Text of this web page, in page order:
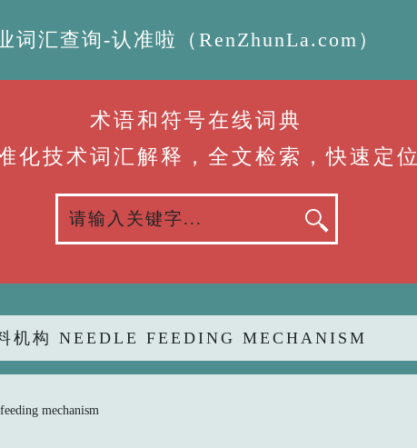
汇查询-认准啦（RenZhunLa.com）
术语和符号在线词典
化技术词汇解释，全文检索，快速定位
机构 NEEDLE FEEDING MECHANISM
mechanism